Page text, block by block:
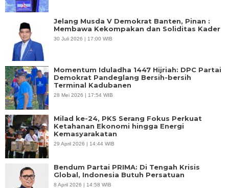
Jelang Musda V Demokrat Banten, Pinan :
Membawa Kekompakan dan Soliditas Kader
30 Juli 2026 | 17:00 WIB
Momentum Iduladha 1447 Hijriah: DPC Partai
Demokrat Pandeglang Bersih-bersih
Terminal Kadubanen
28 Mei 2026 | 17:54 WIB
Milad ke-24, PKS Serang Fokus Perkuat
Ketahanan Ekonomi hingga Energi
Kemasyarakatan
29 April 2026 | 14:44 WIB
Bendum Partai PRIMA: Di Tengah Krisis
Global, Indonesia Butuh Persatuan
8 April 2026 | 14:58 WIB